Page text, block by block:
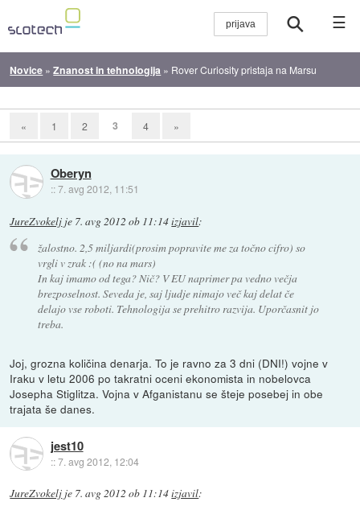
☰
Novice »Znanost in tehnologija » Rover Curiosity pristaja na Marsu
« 1 2 3 4 »
Oberyn
::7. avg 2012, 11:51
JureZvokelj je 7. avg 2012 ob 11:14izjavil:
žalostno. 2,5 miljardi(prosim popravite me za točno cifro) so
vrgli v zrak :( (no na mars)
In kaj imamo od tega? Nič? V EU naprimer pa vedno večja
brezposelnost. Seveda je, saj ljudje nimajo več kaj delat če
delajo vse roboti. Tehnologija se prehitro razvija. Uporčasnit jo
treba.
Joj, grozna količina denarja. To je ravno za 3 dni (DNI!) vojne v
Iraku v letu 2006 po takratni oceni ekonomista in nobelovca
Josepha Stiglitza. Vojna v Afganistanu se šteje posebej in obe
trajata še danes.
jest10
::7. avg 2012, 12:04
JureZvokelj je 7. avg 2012 ob 11:14izjavil: